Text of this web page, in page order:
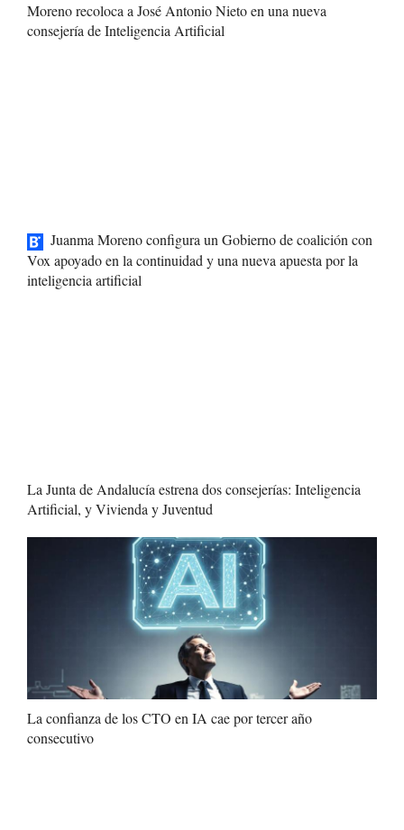
Moreno recoloca a José Antonio Nieto en una nueva
consejería de Inteligencia Artificial
Juanma Moreno configura un Gobierno de coalición con
Vox apoyado en la continuidad y una nueva apuesta por la
inteligencia artificial
La Junta de Andalucía estrena dos consejerías: Inteligencia
Artificial, y Vivienda y Juventud
La confianza de los CTO en IA cae por tercer año
consecutivo